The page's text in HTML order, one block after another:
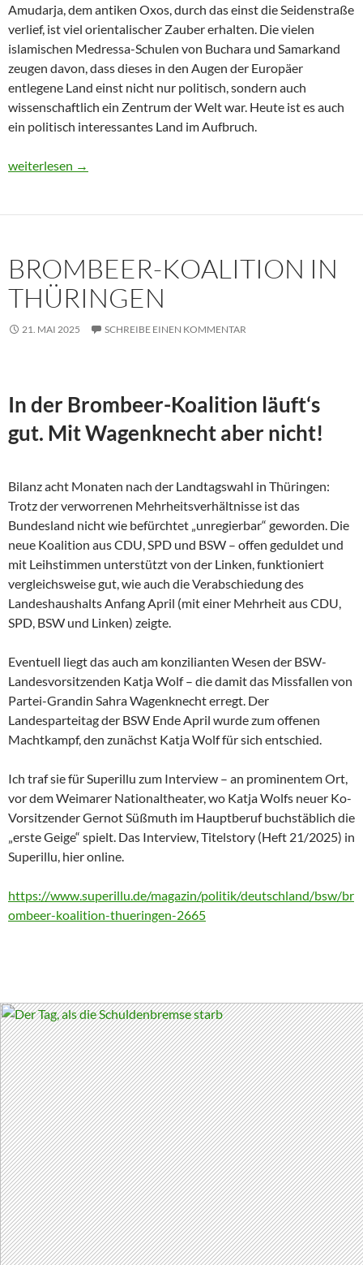
Amudarja, dem antiken Oxos, durch das einst die Seidenstraße
verlief, ist viel orientalischer Zauber erhalten. Die vielen
islamischen Medressa-Schulen von Buchara und Samarkand
zeugen davon, dass dieses in den Augen der Europäer
entlegene Land einst nicht nur politisch, sondern auch
wissenschaftlich ein Zentrum der Welt war. Heute ist es auch
ein politisch interessantes Land im Aufbruch.
Usbekistan 2025: Unterwegs in einem Land im Aufbruch
weiterlesen →
BROMBEER-KOALITION IN
THÜRINGEN
21. MAI 2025 SCHREIBE EINEN KOMMENTAR
In der Brombeer-Koalition läuft‘s
gut. Mit Wagenknecht aber nicht!
Bilanz acht Monaten nach der Landtagswahl in Thüringen:
Trotz der verworrenen Mehrheitsverhältnisse ist das
Bundesland nicht wie befürchtet „unregierbar“ geworden. Die
neue Koalition aus CDU, SPD und BSW – offen geduldet und
mit Leihstimmen unterstützt von der Linken, funktioniert
vergleichsweise gut, wie auch die Verabschiedung des
Landeshaushalts Anfang April (mit einer Mehrheit aus CDU,
SPD, BSW und Linken) zeigte.
Eventuell liegt das auch am konzilianten Wesen der BSW-
Landesvorsitzenden Katja Wolf – die damit das Missfallen von
Partei-Grandin Sahra Wagenknecht erregt. Der
Landesparteitag der BSW Ende April wurde zum offenen
Machtkampf, den zunächst Katja Wolf für sich entschied.
Ich traf sie für Superillu zum Interview – an prominentem Ort,
vor dem Weimarer Nationaltheater, wo Katja Wolfs neuer Ko-
Vorsitzender Gernot Süßmuth im Hauptberuf buchstäblich die
„erste Geige“ spielt. Das Interview, Titelstory (Heft 21/2025) in
Superillu, hier online.
https://www.superillu.de/magazin/politik/deutschland/bsw/br
ombeer-koalition-thueringen-2665